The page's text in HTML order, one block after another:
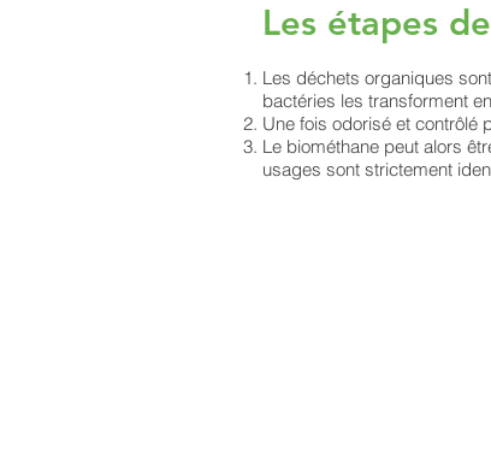
Les étapes
Les déchets organiques
bactéries les transforment
Une fois odorisé et contrôlé
Le biométhane peut alors
usages sont strictement